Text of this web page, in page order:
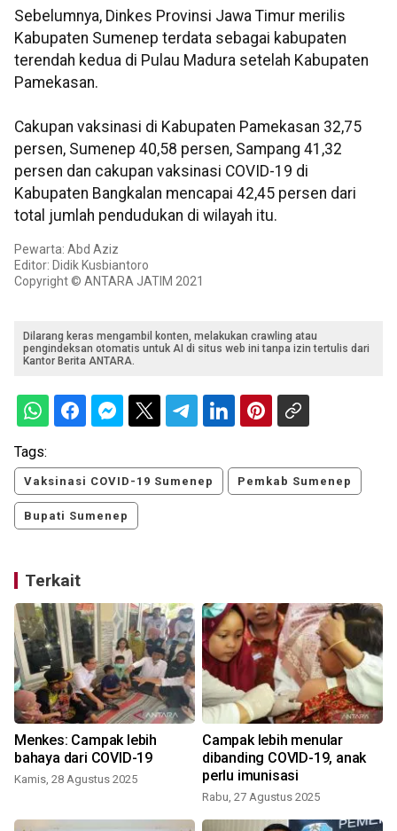
Sebelumnya, Dinkes Provinsi Jawa Timur merilis
Kabupaten Sumenep terdata sebagai kabupaten
terendah kedua di Pulau Madura setelah Kabupaten
Pamekasan.
Cakupan vaksinasi di Kabupaten Pamekasan 32,75
persen, Sumenep 40,58 persen, Sampang 41,32
persen dan cakupan vaksinasi COVID-19 di
Kabupaten Bangkalan mencapai 42,45 persen dari
total jumlah pendudukan di wilayah itu.
Pewarta: Abd Aziz
Editor: Didik Kusbiantoro
Copyright © ANTARA JATIM 2021
Dilarang keras mengambil konten, melakukan crawling atau
pengindeksan otomatis untuk AI di situs web ini tanpa izin tertulis dari
Kantor Berita ANTARA.
Tags:
Vaksinasi COVID-19 Sumenep Pemkab Sumenep
Bupati Sumenep
Terkait
Menkes: Campak lebih
bahaya dari COVID-19
Kamis, 28 Agustus 2025
Campak lebih menular
dibanding COVID-19, anak
perlu imunisasi
Rabu, 27 Agustus 2025